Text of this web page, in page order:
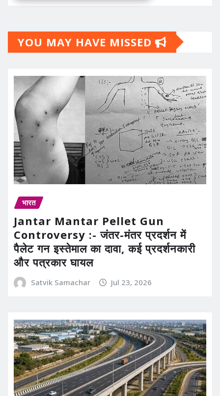
YOU MAY HAVE MISSED
भारत
Jantar Mantar Pellet Gun
Controversy :- जंतर-मंतर प्रदर्शन में
पैलेट गन इस्तेमाल का दावा, कई प्रदर्शनकारी
और पत्रकार घायल
Satvik Samachar Jul 23, 2026